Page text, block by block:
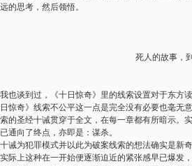
的思考，然后领悟。
死人的故事，
也谈到过，《十日惊奇》里的线索设置对于东方
惊奇》线索不公平这一点是完全没有必要也毫无意
的圣经十诫贯穿于全文，在每一章都有所暗示。
通向了终点，亦即是：谋杀。
诫为犯罪模式并以此为破案线索的想法确实是新
际上这种在一开始便逐渐迫近的紧张感早已爆发